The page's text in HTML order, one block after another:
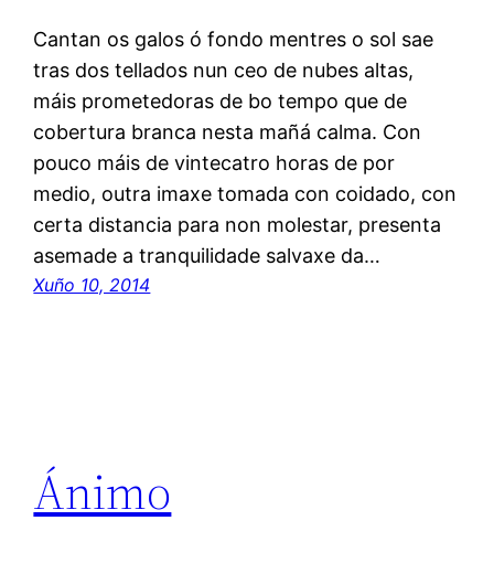
Cantan os galos ó fondo mentres o sol sae
tras dos tellados nun ceo de nubes altas,
máis prometedoras de bo tempo que de
cobertura branca nesta mañá calma. Con
pouco máis de vintecatro horas de por
medio, outra imaxe tomada con coidado, con
certa distancia para non molestar, presenta
asemade a tranquilidade salvaxe da…
Xuño 10, 2014
Ánimo